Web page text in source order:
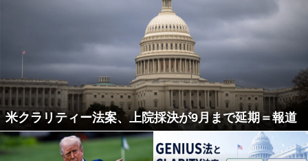
米クラリティー法案、上院採決が9月まで延期＝報道